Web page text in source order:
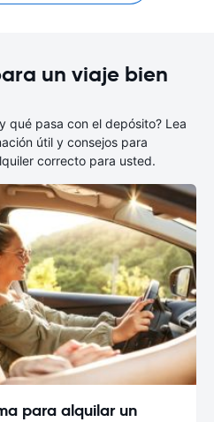
un viaje bien
qué pasa con el depósito? Lea
útil y consejos para
correcto para usted.
para alquilar un